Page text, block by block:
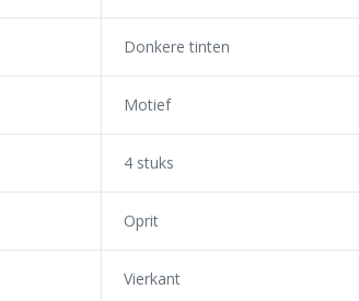
Donkere tinten
Motief
4 stuks
Oprit
Vierkant